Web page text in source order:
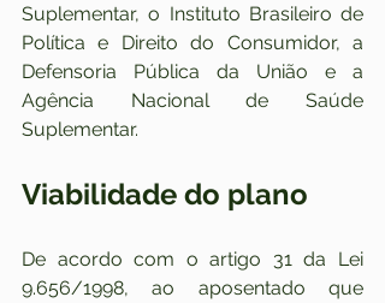
Suplementar, o Instituto Brasileiro de
Política e Direito do Consumidor, a
Defensoria Pública da União e a
Agência Nacional de Saúde
Suplementar.
Viabilidade do plano
De acordo com o artigo 31 da Lei
9.656/1998, ao aposentado que